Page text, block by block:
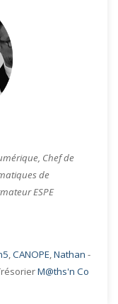
Chef de
de
ESPE
,CANOPE,Nathan -
M@ths'n Co